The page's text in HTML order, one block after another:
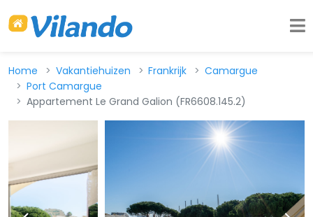
Home Vakantiehuizen Frankrijk
Camargue
Port Camargue
Appartement Le Grand Galion (FR6608.145.2)